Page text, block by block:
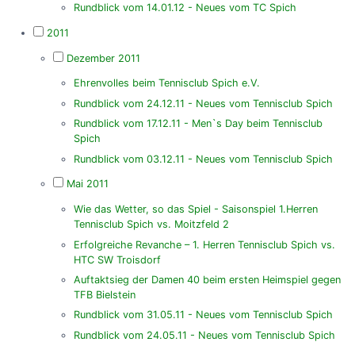
Rundblick vom 14.01.12 - Neues vom TC Spich
2011
Dezember 2011
Ehrenvolles beim Tennisclub Spich e.V.
Rundblick vom 24.12.11 - Neues vom Tennisclub Spich
Rundblick vom 17.12.11 - Men`s Day beim Tennisclub
Spich
Rundblick vom 03.12.11 - Neues vom Tennisclub Spich
Mai 2011
Wie das Wetter, so das Spiel - Saisonspiel 1.Herren
Tennisclub Spich vs. Moitzfeld 2
Erfolgreiche Revanche – 1. Herren Tennisclub Spich vs.
HTC SW Troisdorf
Auftaktsieg der Damen 40 beim ersten Heimspiel gegen
TFB Bielstein
Rundblick vom 31.05.11 - Neues vom Tennisclub Spich
Rundblick vom 24.05.11 - Neues vom Tennisclub Spich